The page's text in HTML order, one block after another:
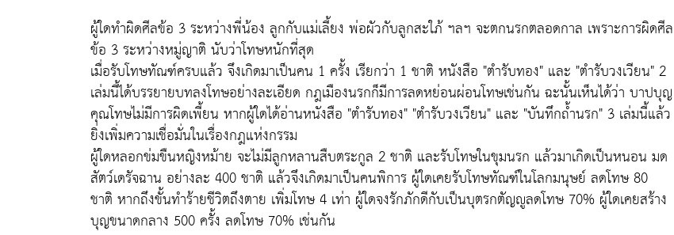
ผู้ใดทำผิดศีลข้อ 3 ระหว่างพี่น้อง ลูกกับแม่เลี้ยง พ่อผัวกับลูกสะใภ้ ฯลฯ จะตกนรกตลอดกาล เพราะการผิดศีล
ข้อ 3 ระหว่างหมู่ญาติ นับว่าโทษหนักที่สุด
เมื่อรับโทษทัณฑ์ครบแล้ว จึงเกิดมาเป็นคน 1 ครั้ง เรียกว่า 1 ชาติ หนังสือ "ตำรับทอง" และ "ตำรับวงเวียน" 2
เล่มนี้ได้บรรยายบทลงโทษอย่างละเอียด กฎเมืองนรกก็มีการลดหย่อนผ่อนโทษเช่นกัน ฉะนั้นเห็นได้ว่า บาปบุญ
คุณโทษไม่มีการผิดเพี้ยน หากผู้ใดได้อ่านหนังสือ "ตำรับทอง" "ตำรับวงเวียน" และ "บันทึกถ้ำนรก" 3 เล่มนี้แล้ว
ยิ่งเพิ่มความเชื่อมั่นในเรื่องกฎแห่งกรรม
ผู้ใดหลอกข่มขืนหญิงหม้าย จะไม่มีลูกหลานสืบตระกูล 2 ชาติ และรับโทษในขุมนรก แล้วมาเกิดเป็นหนอน มด
สัตว์เดรัจฉาน อย่างละ 400 ชาติ แล้วจึงเกิดมาเป็นคนพิการ ผู้ใดเคยรับโทษทัณฑ์ในโลกมนุษย์ ลดโทษ 80
ชาติ หากถึงขั้นทำร้ายชีวิตถึงตาย เพิ่มโทษ 4 เท่า ผู้ใดจงรักภักดีกับเป็นบุตรกตัญญูลดโทษ 70% ผู้ใดเคยสร้าง
บุญขนาดกลาง 500 ครั้ง ลดโทษ 70% เช่นกัน